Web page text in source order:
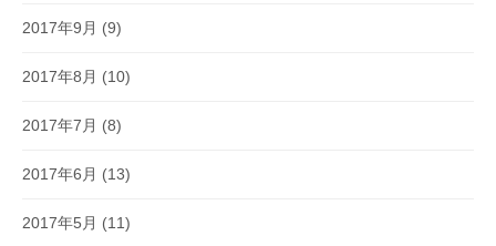
2017年9月 (9)
2017年8月 (10)
2017年7月 (8)
2017年6月 (13)
2017年5月 (11)